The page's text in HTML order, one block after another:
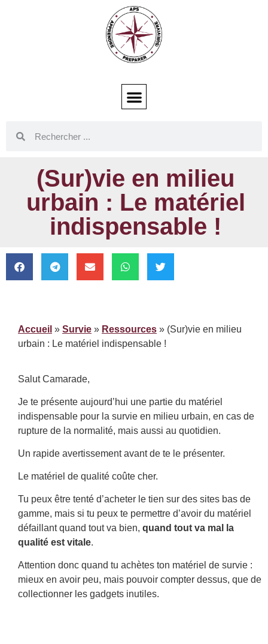
(Sur)vie en milieu
urbain : Le matériel
indispensable !
Accueil » Survie » Ressources » (Sur)vie en milieu
urbain : Le matériel indispensable !
Salut Camarade,
Je te présente aujourd’hui une partie du matériel
indispensable pour la survie en milieu urbain, en cas de
rupture de la normalité, mais aussi au quotidien.
Un rapide avertissement avant de te le présenter.
Le matériel de qualité coûte cher.
Tu peux être tenté d’acheter le tien sur des sites bas de
gamme, mais si tu peux te permettre d’avoir du matériel
défaillant quand tout va bien, quand tout va mal la
qualité est vitale.
Attention donc quand tu achètes ton matériel de survie :
mieux en avoir peu, mais pouvoir compter dessus, que de
collectionner les gadgets inutiles.